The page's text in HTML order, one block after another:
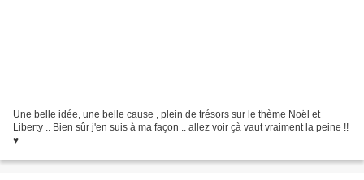
Une belle idée, une belle cause , plein de trésors sur le thème Noël et
Liberty .. Bien sûr j'en suis à ma façon .. allez voir çà vaut vraiment la peine !!
♥